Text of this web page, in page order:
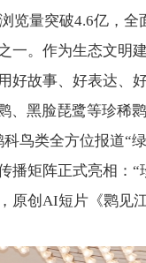
览量突破4.6亿，
一。作为生态文明
好故事、好表达、
、黑脸琵鹭等珍稀
鸟类全方位报道“
播矩阵正式亮相：
原创AI短片《鹮见